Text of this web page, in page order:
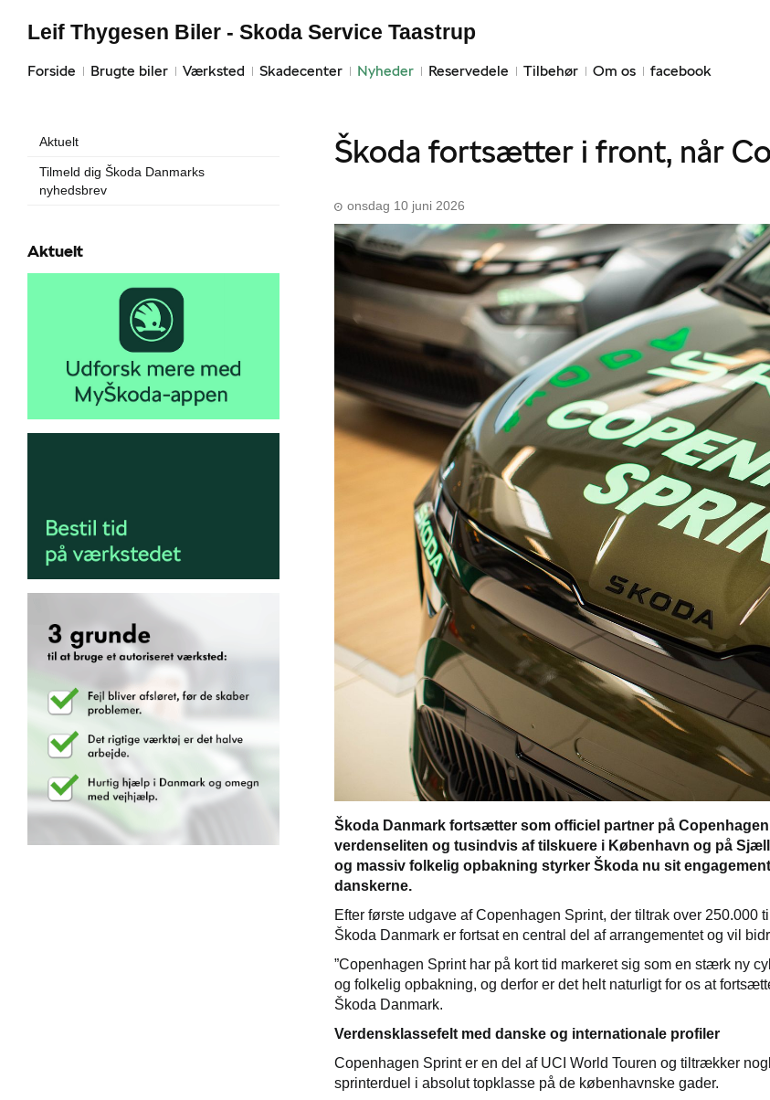
Forside Brugte biler Værksted Skadecenter Nyheder Reservedele Tilbehør Om os facebook
Leif Thygesen Biler - Skoda Service Taastrup
Aktuelt
Tilmeld dig Škoda Danmarks
nyhedsbrev
Aktuelt
Škoda fortsætter i front, når
onsdag 10 juni 2026
Škoda Danmark fortsætter som officiel partner på
verdenseliten og tusindvis af tilskuere i København og på
og massiv folkelig opbakning styrker Škoda nu sit
danskerne.
Efter første udgave af Copenhagen Sprint, der tiltrak over
Škoda Danmark er fortsat en central del af arrangementet og vil
”Copenhagen Sprint har på kort tid markeret sig som en stærk ny
og folkelig opbakning, og derfor er det helt naturligt for os at
Škoda Danmark.
Verdensklassefelt med danske og internationale profiler
Copenhagen Sprint er en del af UCI World Touren og tiltrækker
sprinterduel i absolut topklasse på de københavnske gader.